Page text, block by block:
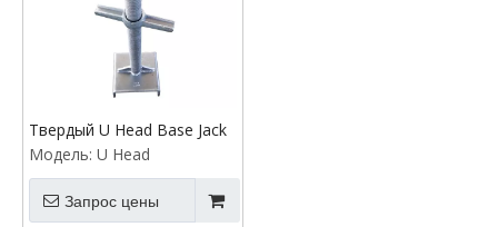
Твердый U Head Base Jack
Модель: U Head
Запрос цены